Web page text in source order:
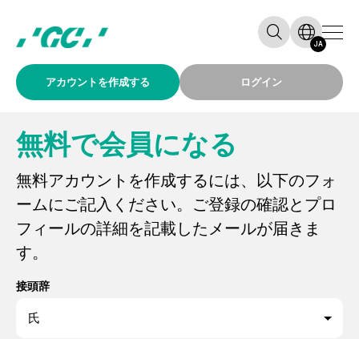
アカウントを作成する ログイン
JA
無料で会員になる
無料アカウントを作成するには、以下のフォ
ームにご記入ください。ご登録の確認とプロ
フィールの詳細を記載したメールが届きま
す。
接頭辞